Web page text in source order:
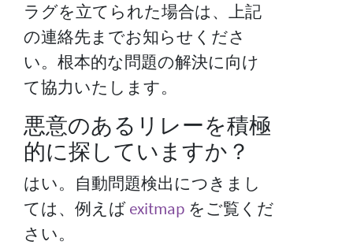
ラグを立てられた場合は、上記
の連絡先までお知らせくださ
い。根本的な問題の解決に向け
て協力いたします。
悪意のあるリレーを積極
的に探していますか？
はい。自動問題検出につきまし
ては、例えばexitmap をご覧くだ
さい。